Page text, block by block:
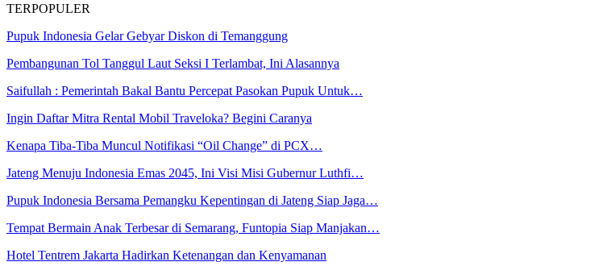
TERPOPULER
Pupuk Indonesia Gelar Gebyar Diskon di Temanggung
Pembangunan Tol Tanggul Laut Seksi I Terlambat, Ini Alasannya
Saifullah : Pemerintah Bakal Bantu Percepat Pasokan Pupuk Untuk…
Ingin Daftar Mitra Rental Mobil Traveloka? Begini Caranya
Kenapa Tiba-Tiba Muncul Notifikasi “Oil Change” di PCX…
Jateng Menuju Indonesia Emas 2045, Ini Visi Misi Gubernur Luthfi…
Pupuk Indonesia Bersama Pemangku Kepentingan di Jateng Siap Jaga…
Tempat Bermain Anak Terbesar di Semarang, Funtopia Siap Manjakan…
Hotel Tentrem Jakarta Hadirkan Ketenangan dan Kenyamanan